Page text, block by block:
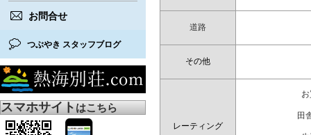
お問合せ
つぶやき スタッフブログ
スマホサイトはこちら
道路
その他
レーティング
田